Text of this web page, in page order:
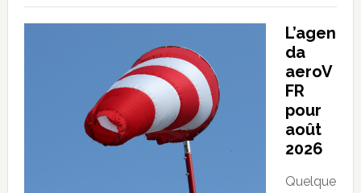
L’agen
da
aeroV
FR
pour
août
2026
Quelque